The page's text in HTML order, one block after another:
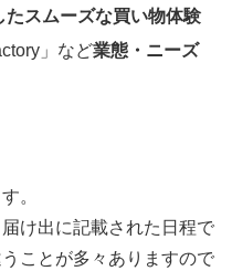
スムーズな買い物体験
」など業態・ニーズ
。
け出に記載された日程で
ことが多々ありますので